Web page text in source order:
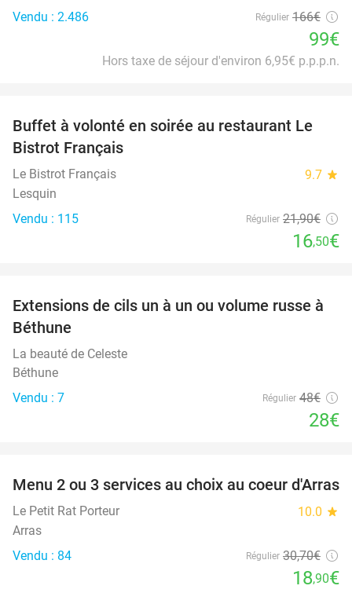
Vendu : 2.486
Régulier 166€
99€
Hors taxe de séjour d'environ 6,95€ p.p.p.n.
25%
Buffet à volonté en soirée au restaurant Le
Bistrot Français
Le Bistrot Français 9.7 star
Lesquin
Vendu : 115
Régulier 21,90€
16,50€
42%
Extensions de cils un à un ou volume russe à
Béthune
La beauté de Celeste
Béthune
Vendu : 7
Régulier 48€
28€
38%
Menu 2 ou 3 services au choix au coeur d'Arras
Le Petit Rat Porteur 10.0 star
Arras
Vendu : 84
Régulier 30,70€
18,90€